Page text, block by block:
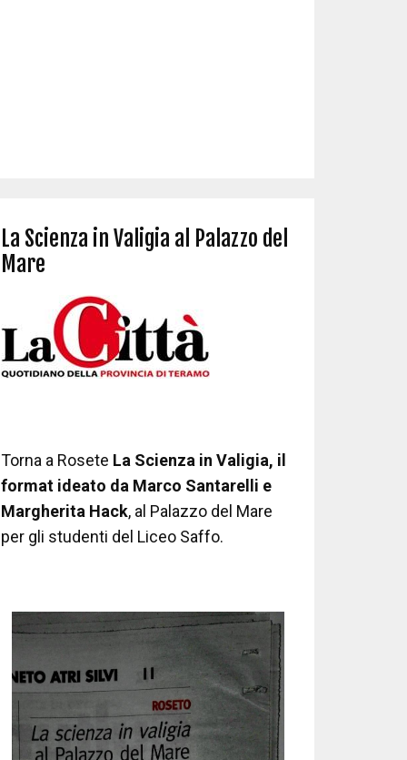
La Scienza in Valigia al Palazzo del
Mare
Torna a Rosete La Scienza in Valigia, il
format ideato da Marco Santarelli e
Margherita Hack, al Palazzo del Mare
per gli studenti del Liceo Saffo.